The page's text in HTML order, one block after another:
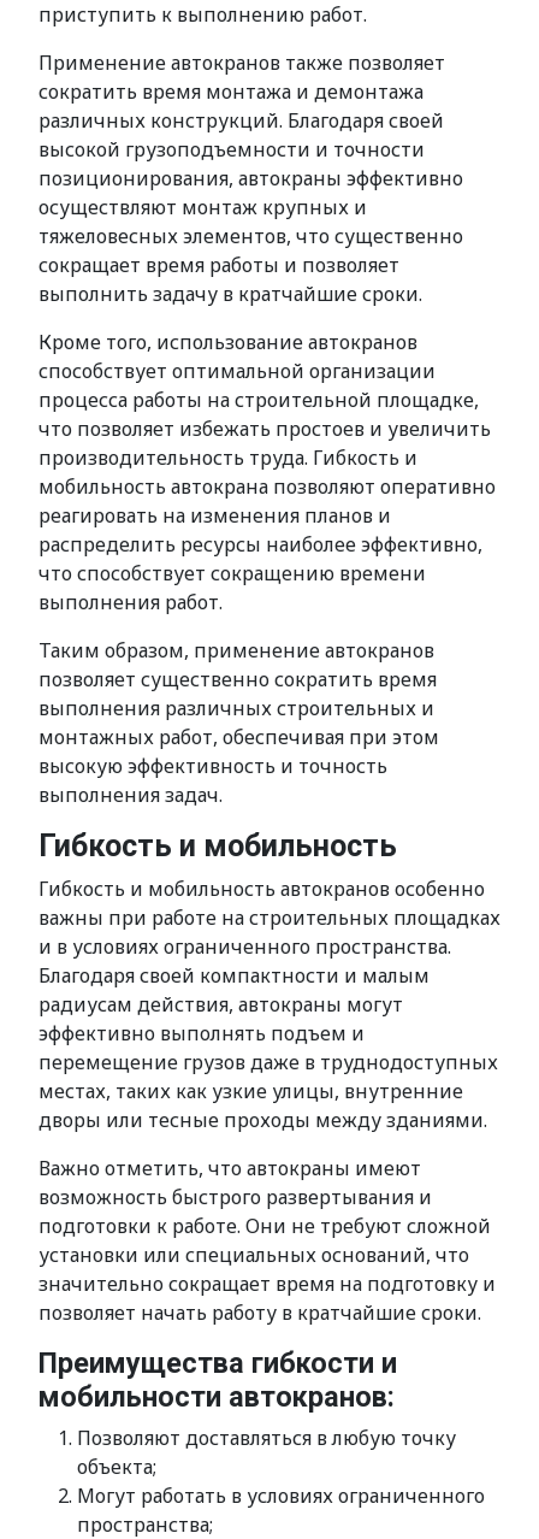
приступить к выполнению работ.
Применение автокранов также позволяет
сократить время монтажа и демонтажа
различных конструкций. Благодаря своей
высокой грузоподъемности и точности
позиционирования, автокраны эффективно
осуществляют монтаж крупных и
тяжеловесных элементов, что существенно
сокращает время работы и позволяет
выполнить задачу в кратчайшие сроки.
Кроме того, использование автокранов
способствует оптимальной организации
процесса работы на строительной площадке,
что позволяет избежать простоев и увеличить
производительность труда. Гибкость и
мобильность автокрана позволяют оперативно
реагировать на изменения планов и
распределить ресурсы наиболее эффективно,
что способствует сокращению времени
выполнения работ.
Таким образом, применение автокранов
позволяет существенно сократить время
выполнения различных строительных и
монтажных работ, обеспечивая при этом
высокую эффективность и точность
выполнения задач.
Гибкость и мобильность
Гибкость и мобильность автокранов особенно
важны при работе на строительных площадках
и в условиях ограниченного пространства.
Благодаря своей компактности и малым
радиусам действия, автокраны могут
эффективно выполнять подъем и
перемещение грузов даже в труднодоступных
местах, таких как узкие улицы, внутренние
дворы или тесные проходы между зданиями.
Важно отметить, что автокраны имеют
возможность быстрого развертывания и
подготовки к работе. Они не требуют сложной
установки или специальных оснований, что
значительно сокращает время на подготовку и
позволяет начать работу в кратчайшие сроки.
Преимущества гибкости и
мобильности автокранов:
Позволяют доставляться в любую точку
объекта;
Могут работать в условиях ограниченного
пространства;